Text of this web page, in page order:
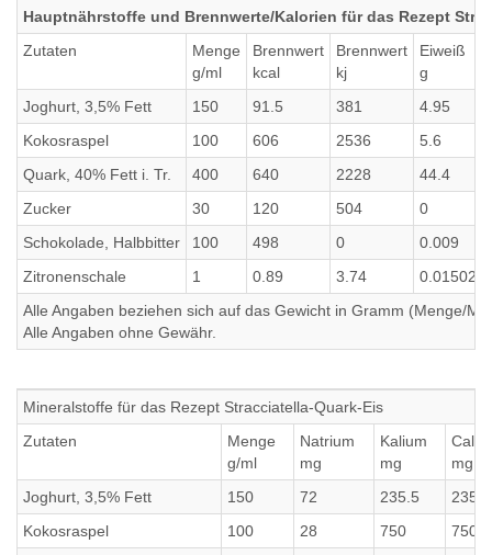
Hauptnährstoffe und Brennwerte/Kalorien für das Rezept
Zutaten
Menge
g/ml
Brennwert
kcal
Brennwert
kj
Eiweiß
g
Joghurt, 3,5% Fett
150 91.5 381
4.95
Kokosraspel
100 606 2536
5.6
Quark, 40% Fett i. Tr.
400 640 2228
44.4
Zucker
30 120 504
0
Schokolade, Halbbitter
100 498 0
0.009
Zitronenschale
1 0.89 3.74
Alle Angaben beziehen sich auf das Gewicht in Gramm (Menge/
Alle Angaben ohne Gewähr.
Mineralstoffe für das Rezept Stracciatella-Quark-Eis
Zutaten
Menge
g/ml
Natrium
mg
Kalium
mg
mg
Joghurt, 3,5% Fett
150 72 235.5
235.5
Kokosraspel
100 28 750
750